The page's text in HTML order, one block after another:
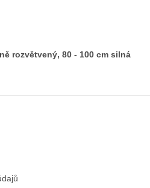
rozvětvený, 80 - 100 cm silná